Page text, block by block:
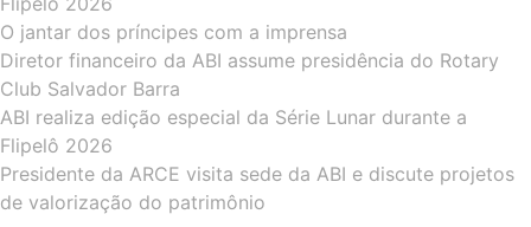
O jantar dos príncipes com a imprensa
Diretor financeiro da ABI assume presidência do Rotary
Club Salvador Barra
ABI realiza edição especial da Série Lunar durante a
Flipelô 2026
Presidente da ARCE visita sede da ABI e discute projetos
de valorização do patrimônio